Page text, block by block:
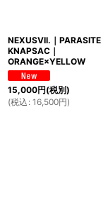
NEXUSVII.｜PARASITE
KNAPSAC｜
ORANGE×YELLOW
15,000円(税別)
(税込 : 16,500円)